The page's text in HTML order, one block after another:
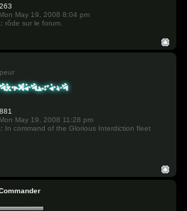
Mon May 19, 2008 8:04 pm
rôde sur le forum.
Mon May 19, 2008 11:28 pm
In command of the Glorious Interdiction fleet